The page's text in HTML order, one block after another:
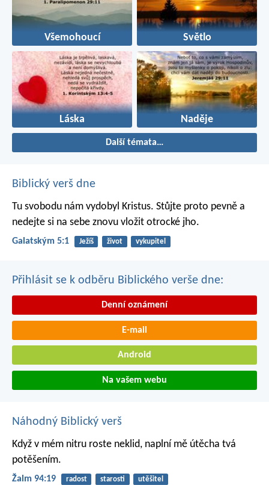
Všemohoucí Světlo
Láska Naděje
Další témata…
Biblický verš dne
Tu svobodu nám vydobyl Kristus. Stůjte proto pevně a
nedejte si na sebe znovu vložit otrocké jho.
Galatským 5:1 Ježíš život vykupitel
Přihlásit se k odběru Biblického verše dne:
Denní oznámení
E-mail
Android
Na vašem webu
Náhodný Biblický verš
Když v mém nitru roste neklid, naplní mě útěcha tvá
potěšením.
Žalm 94:19 radost starosti utěšitel